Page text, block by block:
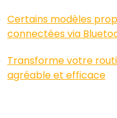
Certains modèles
connectées via
Transforme votre
agréable et efficace